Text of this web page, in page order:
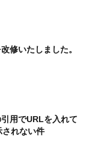
修いたしました。
用でURLを入れて
されない件